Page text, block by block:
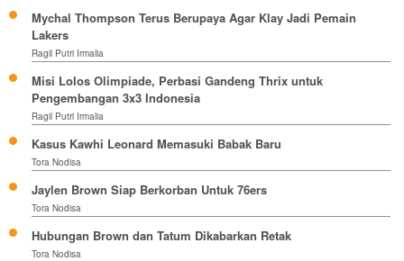
Mychal Thompson Terus Berupaya Agar Klay Jadi Pemain
Lakers
Ragil Putri Irmalia
Misi Lolos Olimpiade, Perbasi Gandeng Thrix untuk
Pengembangan 3x3 Indonesia
Ragil Putri Irmalia
Kasus Kawhi Leonard Memasuki Babak Baru
Tora Nodisa
Jaylen Brown Siap Berkorban Untuk 76ers
Tora Nodisa
Hubungan Brown dan Tatum Dikabarkan Retak
Tora Nodisa